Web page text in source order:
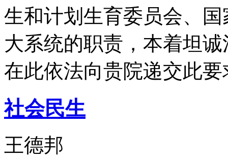
生和计划生育委员会、
大系统的职责，本着坦
在此依法向贵院递交此要
社会民生
王德邦